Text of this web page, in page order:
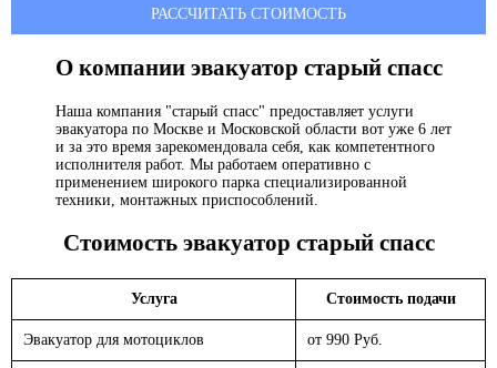
РАССЧИТАТЬ СТОИМОСТЬ
О компании эвакуатор старый спасс
Наша компания "старый спасс" предоставляет услуги
эвакуатора по Москве и Московской области вот уже 6 лет
и за это время зарекомендовала себя, как компетентного
исполнителя работ. Мы работаем оперативно с
применением широкого парка специализированной
техники, монтажных приспособлений.
Стоимость эвакуатор старый спасс
Услуга Стоимость подачи
Эвакуатор для мотоциклов от 990 Руб.